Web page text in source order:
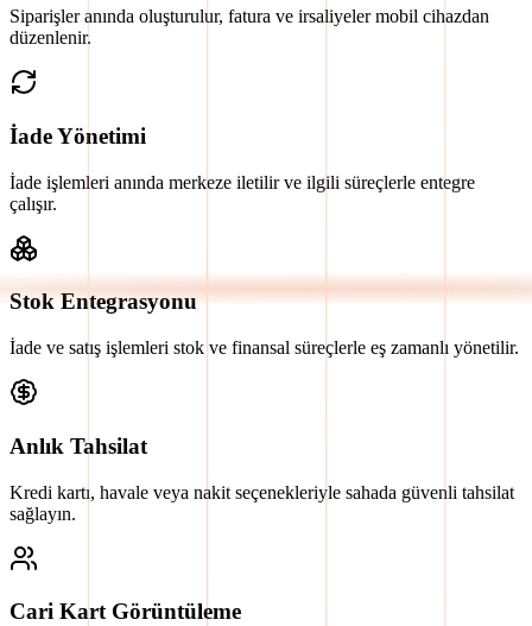
Siparişler anında oluşturulur, fatura ve irsaliyeler mobil cihazdan
düzenlenir.
İade Yönetimi
İade işlemleri anında merkeze iletilir ve ilgili süreçlerle entegre
çalışır.
Stok Entegrasyonu
İade ve satış işlemleri stok ve finansal süreçlerle eş zamanlı yönetilir.
Anlık Tahsilat
Kredi kartı, havale veya nakit seçenekleriyle sahada güvenli tahsilat
sağlayın.
Cari Kart Görüntüleme